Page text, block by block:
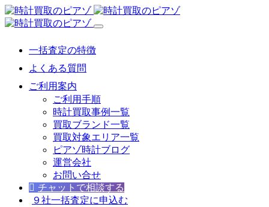
一括査定の特徴
よくある質問
ご利用案内
ご利用手順
時計買取事例一覧
買取ブランド一覧
買取対象エリア一覧
ピアゾ時計ブログ
運営会社
お問い合せ
チャットで相談する
９社一括査定に申込む